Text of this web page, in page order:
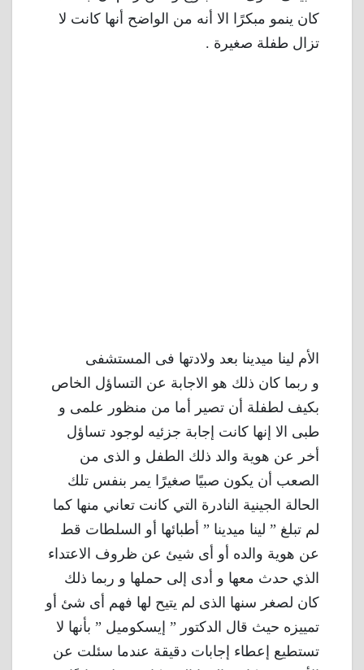
كان ينمو مبكرًا الا أنه من الواضح أنها كانت لا
تزال طفلة صغيرة .
الأم لينا ميدينا بعد ولادتها فى المستشفى
و ربما كان ذلك هو الاجابة عن التساؤل الخاص
بكيف لطفلة أن تصير أما من منظور علمى و
طبى الا إنها كانت إجابة جزئيه لوجود تساؤل
أخر عن هوية والد ذلك الطفل و الذى من
الصعب أن يكون صبيًا صغيرًا يمر بنفس تلك
الحالة الجينية النادرة التي كانت تعاني منها كما
لم تبلغ ” لينا ميدينا ” أطبائها أو السلطات قط
عن هوية والده أو أى شيئ عن ظروف الاعتداء
الذي حدث معها و أدى إلى حملها و ربما ذلك
كان لصغر سنها الذى لم يتيح لها فهم أى شئ أو
تمييزه حيث قال الدكتور ” إيسكوميل ” بأنها لا
تستطيع إعطاء إجابات دقيقة عندما سئلت عن